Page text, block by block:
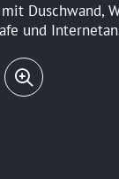
Duschwand,
und